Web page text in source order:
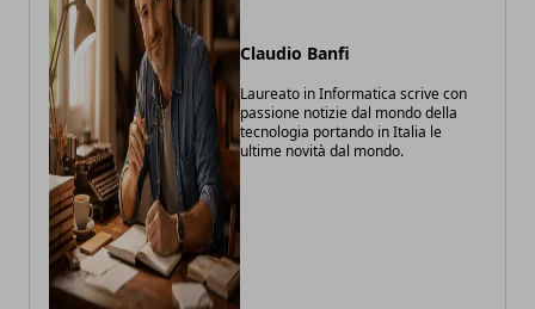
Claudio Banfi
Laureato in Informatica scrive con
passione notizie dal mondo della
tecnologia portando in Italia le
ultime novità dal mondo.